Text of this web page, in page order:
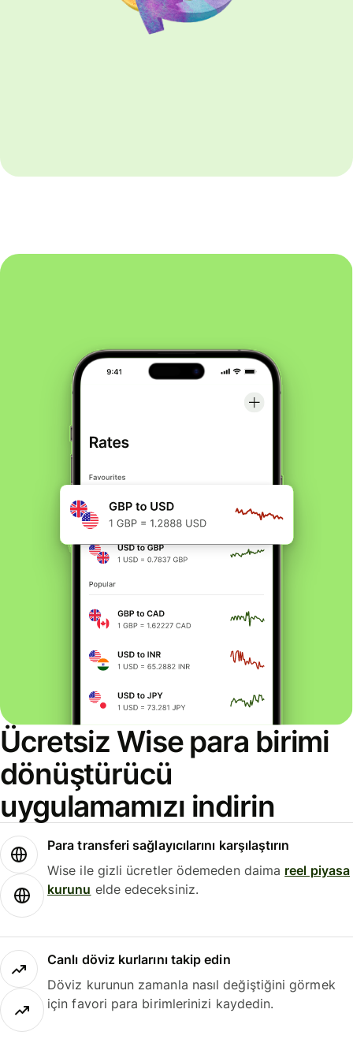
Ücretsiz Wise para birimi
dönüştürücü
uygulamamızı indirin
Para transferi sağlayıcılarını karşılaştırın
Wise ile gizli ücretler ödemeden daima reel piyasa
kurunu elde edeceksiniz.
Canlı döviz kurlarını takip edin
Döviz kurunun zamanla nasıl değiştiğini görmek
için favori para birimlerinizi kaydedin.